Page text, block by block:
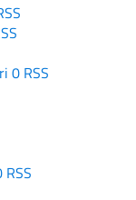
0 RSS
RSS